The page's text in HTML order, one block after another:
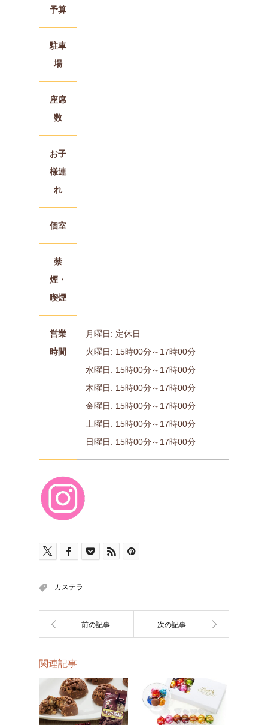
予算
駐車
場
座席
数
お子
様連
れ
個室
禁
煙・
喫煙
営業
時間
月曜日: 定休日
火曜日: 15時00分～17時00分
水曜日: 15時00分～17時00分
木曜日: 15時00分～17時00分
金曜日: 15時00分～17時00分
土曜日: 15時00分～17時00分
日曜日: 15時00分～17時00分
カステラ
関連記事